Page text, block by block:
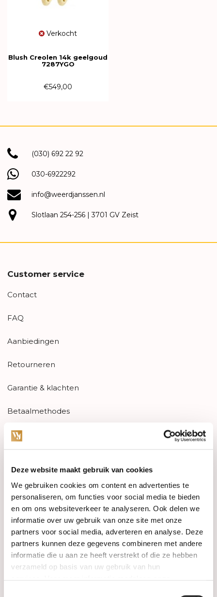
Deze website maakt gebruik van cookies
We gebruiken cookies om content en advertenties te
personaliseren, om functies voor social media te bieden
en om ons websiteverkeer te analyseren. Ook delen we
informatie over uw gebruik van onze site met onze
partners voor social media, adverteren en analyse. Deze
partners kunnen deze gegevens combineren met andere
informatie die u aan ze heeft verstrekt of die ze hebben
verzameld op basis van uw gebruik van hun
Verkocht
Blush Creolen 14k geelgoud
7287YGO
€549,00
(030) 692 22 92
030-6922292
info@weerdjanssen.nl
Slotlaan 254-256 | 3701 GV Zeist
Customer service
Contact
FAQ
Aanbiedingen
Retourneren
Garantie & klachten
Betaalmethodes
Sitemap
Categories
Watches
Jewellery
Wedding rings
PRE-OWNED